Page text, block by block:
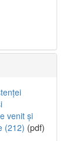
venit și
(212) (pdf)